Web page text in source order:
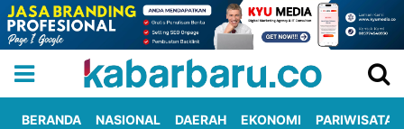
BERANDA NASIONAL DAERAH EKONOMI PARIWISATA